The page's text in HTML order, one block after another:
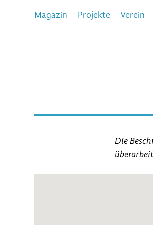
Magazin Projekte Verein
Die